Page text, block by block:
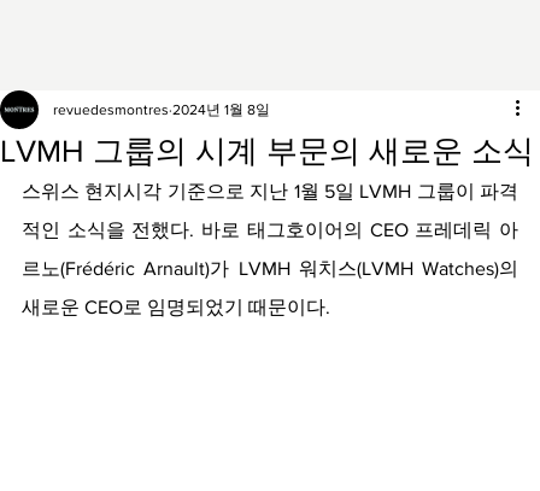
LVMH 그룹의 시계 부문의 새로운 소식
revuedesmontres 2024년 1월 8일
스위스 현지시각 기준으로 지난 1월 5일 LVMH 그룹이 파격
적인 소식을 전했다. 바로 태그호이어의 CEO 프레데릭 아
르노(Frédéric Arnault)가 LVMH 워치스(LVMH Watches)의
새로운 CEO로 임명되었기 때문이다.